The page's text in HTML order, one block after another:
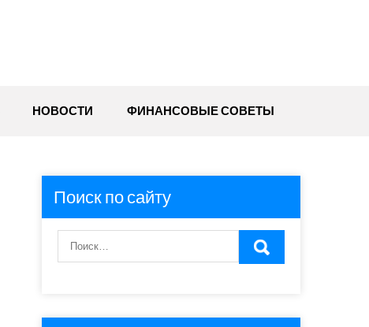
НОВОСТИ ФИНАНСОВЫЕ СОВЕТЫ
Поиск по сайту